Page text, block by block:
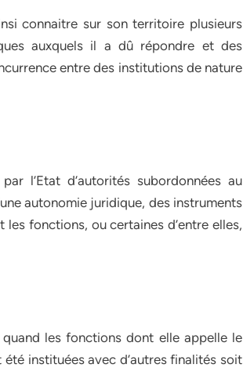
connaitre sur son territoire plusieurs
auxquels il a dû répondre et des
entre des institutions de nature
l’Etat d’autorités subordonnées au
autonomie juridique, des instruments
fonctions, ou certaines d’entre elles,
les fonctions dont elle appelle le
instituées avec d’autres finalités soit